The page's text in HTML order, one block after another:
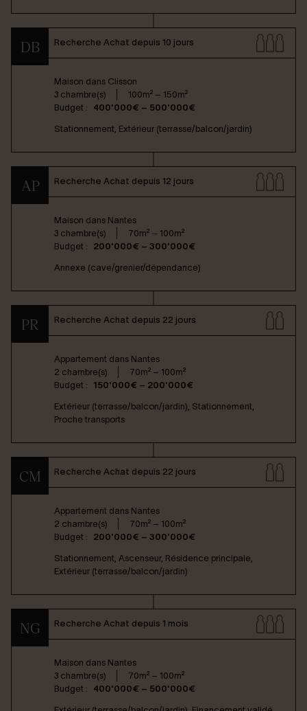
DB Recherche Achat depuis 10 jours
Maison dans Clisson
3 chambre(s)
100m² – 150m²
Budget :
400'000€ – 500'000€
Stationnement, Extérieur (terrasse/balcon/jardin)
AP Recherche Achat depuis 12 jours
Maison dans Nantes
3 chambre(s)
70m² – 100m²
Budget :
200'000€ – 300'000€
Annexe (cave/grenier/dépendance)
PR Recherche Achat depuis 22 jours
Appartement dans Nantes
2 chambre(s)
70m² – 100m²
Budget :
150'000€ – 200'000€
Extérieur (terrasse/balcon/jardin), Stationnement,
Proche transports
CM Recherche Achat depuis 22 jours
Appartement dans Nantes
2 chambre(s)
70m² – 100m²
Budget :
200'000€ – 300'000€
Stationnement, Ascenseur, Résidence principale,
Extérieur (terrasse/balcon/jardin)
NG Recherche Achat depuis 1 mois
Maison dans Nantes
3 chambre(s)
70m² – 100m²
Budget :
400'000€ – 500'000€